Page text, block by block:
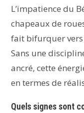
L’impatience du
chapeaux de
fait bifurquer
Sans une
ancré, cette
en termes de
Quels signes sont